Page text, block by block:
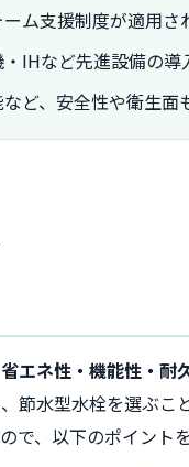
ム支援制度が適用さ
IHなど先進設備の導
ど、安全性や衛生面
省エネ性・機能性・耐
水型水栓を選ぶこ
、以下のポイント